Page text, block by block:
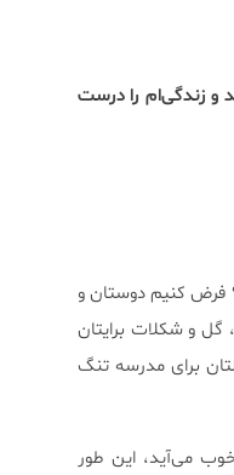
و زندگی‌ام را درست
فرض كنیم دوستان و
گل و شكلات برایتان
برای مدرسه تنگ
می‌آید، ‌این طور